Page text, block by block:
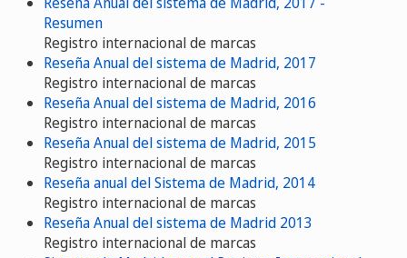
Resumen
Registro internacional de marcas
Reseña Anual del sistema de Madrid, 2017
Registro internacional de marcas
Reseña Anual del sistema de Madrid, 2016
Registro internacional de marcas
Reseña Anual del sistema de Madrid, 2015
Registro internacional de marcas
Reseña anual del Sistema de Madrid, 2014
Registro internacional de marcas
Reseña Anual del sistema de Madrid 2013
Registro internacional de marcas